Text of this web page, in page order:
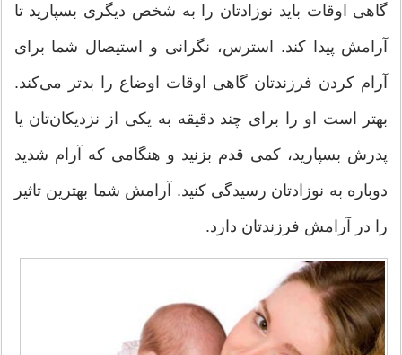
گاهی اوقات باید نوزادتان را به شخص دیگری بسپارید تا
آرامش پیدا کند. استرس، نگرانی و استیصال شما برای
آرام کردن فرزندتان گاهی اوقات اوضاع را بدتر می‌کند.
بهتر است او را برای چند دقیقه به یکی از نزدیکان‌تان یا
پدرش بسپارید، کمی قدم بزنید و هنگامی که آرام شدید
دوباره به نوزادتان رسیدگی کنید. آرامش شما بهترین تاثیر
را در آرامش فرزندتان دارد.